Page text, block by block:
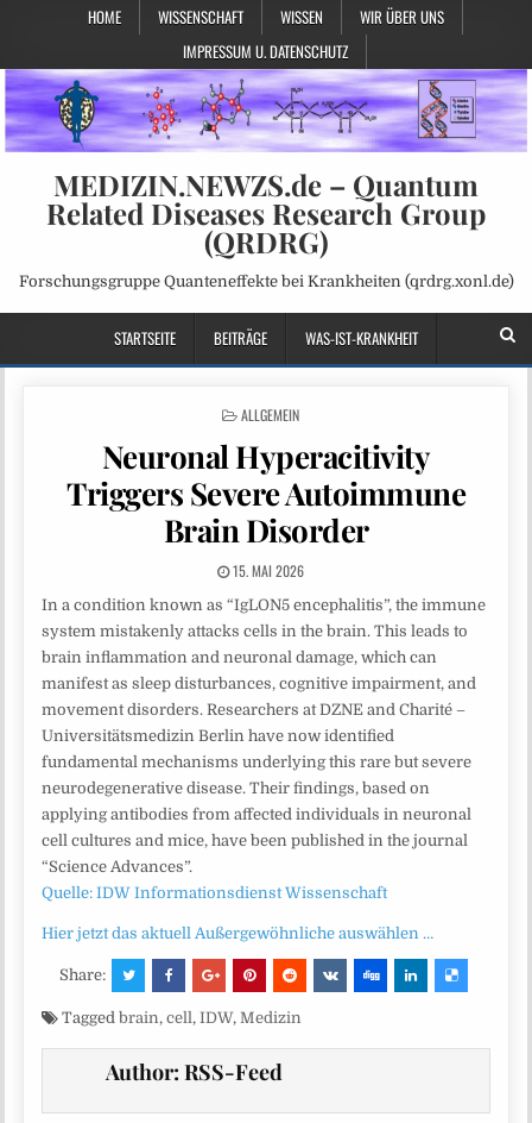
HOME WISSENSCHAFT WISSEN
WIR ÜBER UNS
IMPRESSUM U. DATENSCHUTZ
MEDIZIN.NEWZS.de – Quantum
Related Diseases Research Group
(QRDRG)
Forschungsgruppe Quanteneffekte bei Krankheiten (qrdrg.xonl.de)
STARTSEITE BEITRÄGE WAS-IST-KRANKHEIT
POSTED
ALLGEMEIN
Neuronal Hyperacitivity
Triggers Severe Autoimmune
Brain Disorder
15. MAI 2026
In a condition known as “IgLON5 encephalitis”, the immune
system mistakenly attacks cells in the brain. This leads to
brain inflammation and neuronal damage, which can
manifest as sleep disturbances, cognitive impairment, and
movement disorders. Researchers at DZNE and Charité –
Universitätsmedizin Berlin have now identified
fundamental mechanisms underlying this rare but severe
neurodegenerative disease. Their findings, based on
applying antibodies from affected individuals in neuronal
cell cultures and mice, have been published in the journal
“Science Advances”.
Quelle: IDW Informationsdienst Wissenschaft
Hier jetzt das aktuell Außergewöhnliche auswählen …
Share:
Taggedbrain,cell,IDW,Medizin
Author:RSS-Feed